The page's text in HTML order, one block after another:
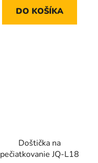
DO KOŠÍKA
Doštička na
pečiatkovanie JQ-L18